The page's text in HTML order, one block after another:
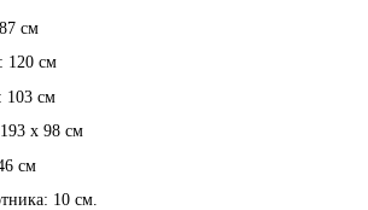
см
120 см
103 см
x 98 см
см
10 см.